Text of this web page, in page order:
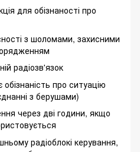
для обізнаності про
з шоломами, захисними
радіозв'язок
про ситуацію
з берушами)
через дві години, якщо
радіоблокі керування,